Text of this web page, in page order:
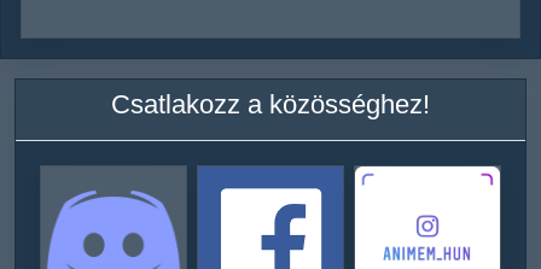
Csatlakozz a közösséghez!